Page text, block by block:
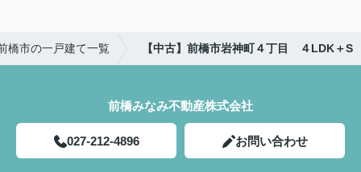
橋市の一戸建て一覧 【中古】前橋市岩神町４丁目 ４LDK＋S
前橋みなみ不動産株式会社
027-212-4896 お問い合わせ